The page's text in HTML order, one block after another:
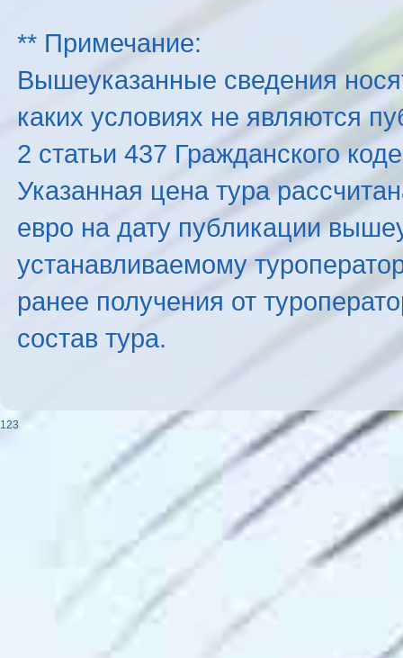
** Примечание:
Вышеуказанные сведения
каких условиях не являются
2 статьи 437 Гражданского
Указанная цена тура
евро на дату публикации
устанавливаемому
ранее получения от
состав тура.
123